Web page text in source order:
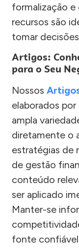
formalização e
recursos são
tomar
Artigos:
para o Seu
Nossos
elaborados
ampla
diretamente o
estratégias de
de gestão
conteúdo
ser aplicado
Manter-se
fonte confiável